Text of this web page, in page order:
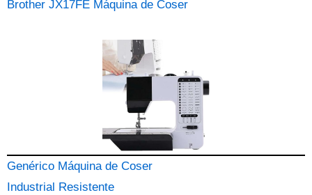
Brother JX17FE Máquina de Coser
Genérico Máquina de Coser
Industrial Resistente